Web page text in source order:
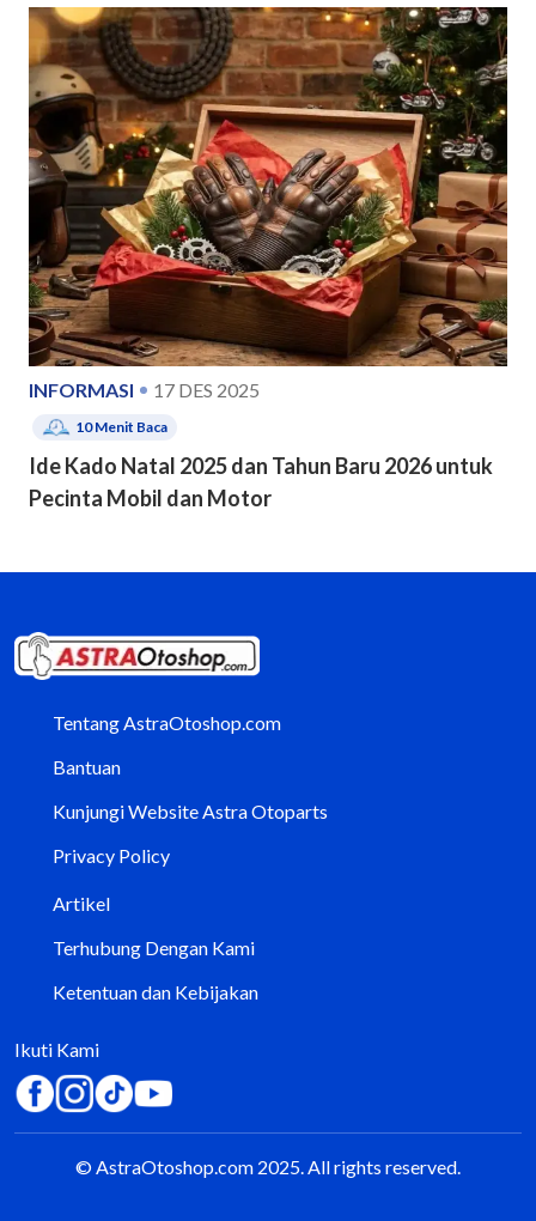
INFORMASI 17 DES 2025
10Menit Baca
Ide Kado Natal 2025 dan Tahun Baru 2026 untuk
Pecinta Mobil dan Motor
Tentang AstraOtoshop.com
Bantuan
Kunjungi Website Astra Otoparts
Privacy Policy
Artikel
Terhubung Dengan Kami
Ketentuan dan Kebijakan
Ikuti Kami
© AstraOtoshop.com 2025. All rights reserved.